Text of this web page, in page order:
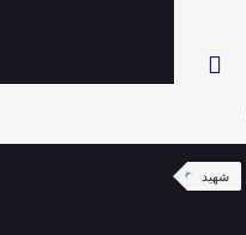
شهید